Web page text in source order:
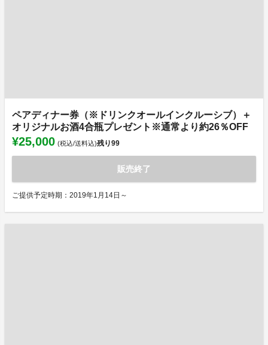
ペアディナー券（※ドリンクオールインクルーシブ）＋
オリジナルお酒4合瓶プレゼント※通常より約26％OFF
¥25,000 (税込/送料込)残り99
販売終了
ご提供予定時期：2019年1月14日～